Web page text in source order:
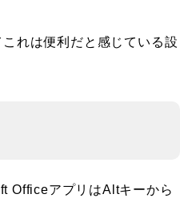
れは便利だと感じている設
OfficeアプリはAltキーから